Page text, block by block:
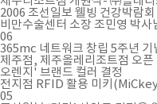
2006 조선일보 웰빙 건강박람
비만수술센터 소장 조민영 박사
06
365mc 네트워크 창립 5주년
제주점, 제주올레리조트점 오
오렌지' 브랜드 컬러 결정
전지점 RFID 활용 미키
05